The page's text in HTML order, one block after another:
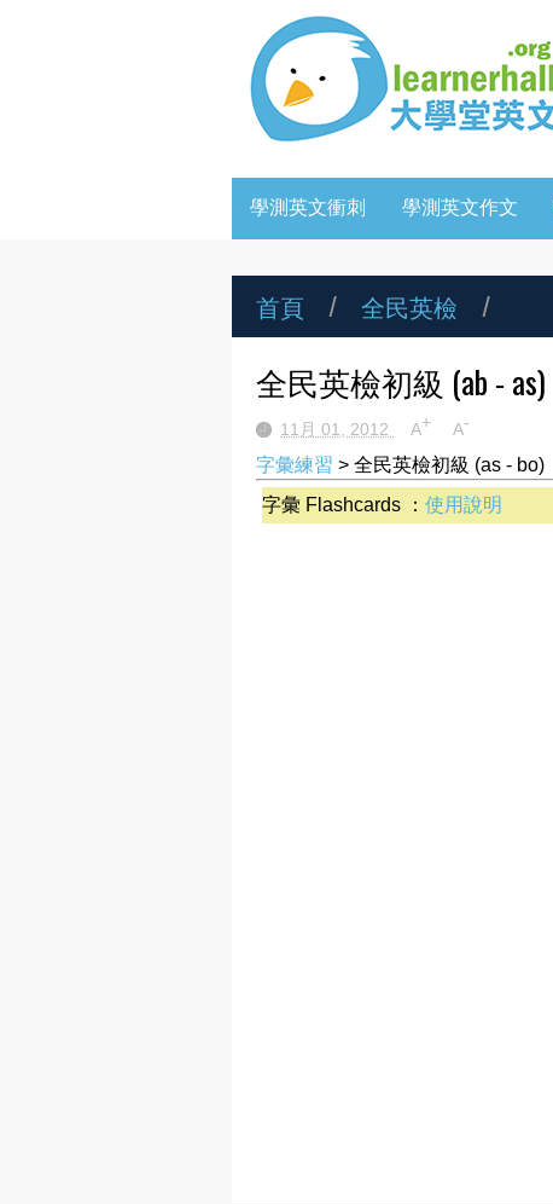
學測英文衝刺 學測英文作文
首頁 / 全民英檢 /
全民英檢初級 (ab - as)
11月 01, 2012 A+ A-
字彙練習 > 全民英檢初級 (as - bo)
字彙 Flashcards ： 使用說明